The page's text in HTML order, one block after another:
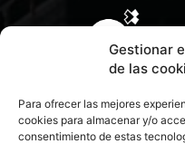
Gestionar
de las
Para ofrecer las mejores
cookies para almacenar y/o
consentimiento de estas